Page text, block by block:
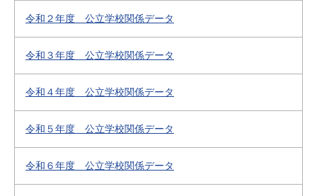
令和２年度 公立学校関係データ
令和３年度 公立学校関係データ
令和４年度 公立学校関係データ
令和５年度 公立学校関係データ
令和６年度 公立学校関係データ